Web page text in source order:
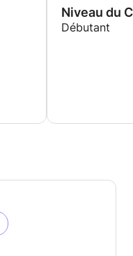
Niveau du
Débutant